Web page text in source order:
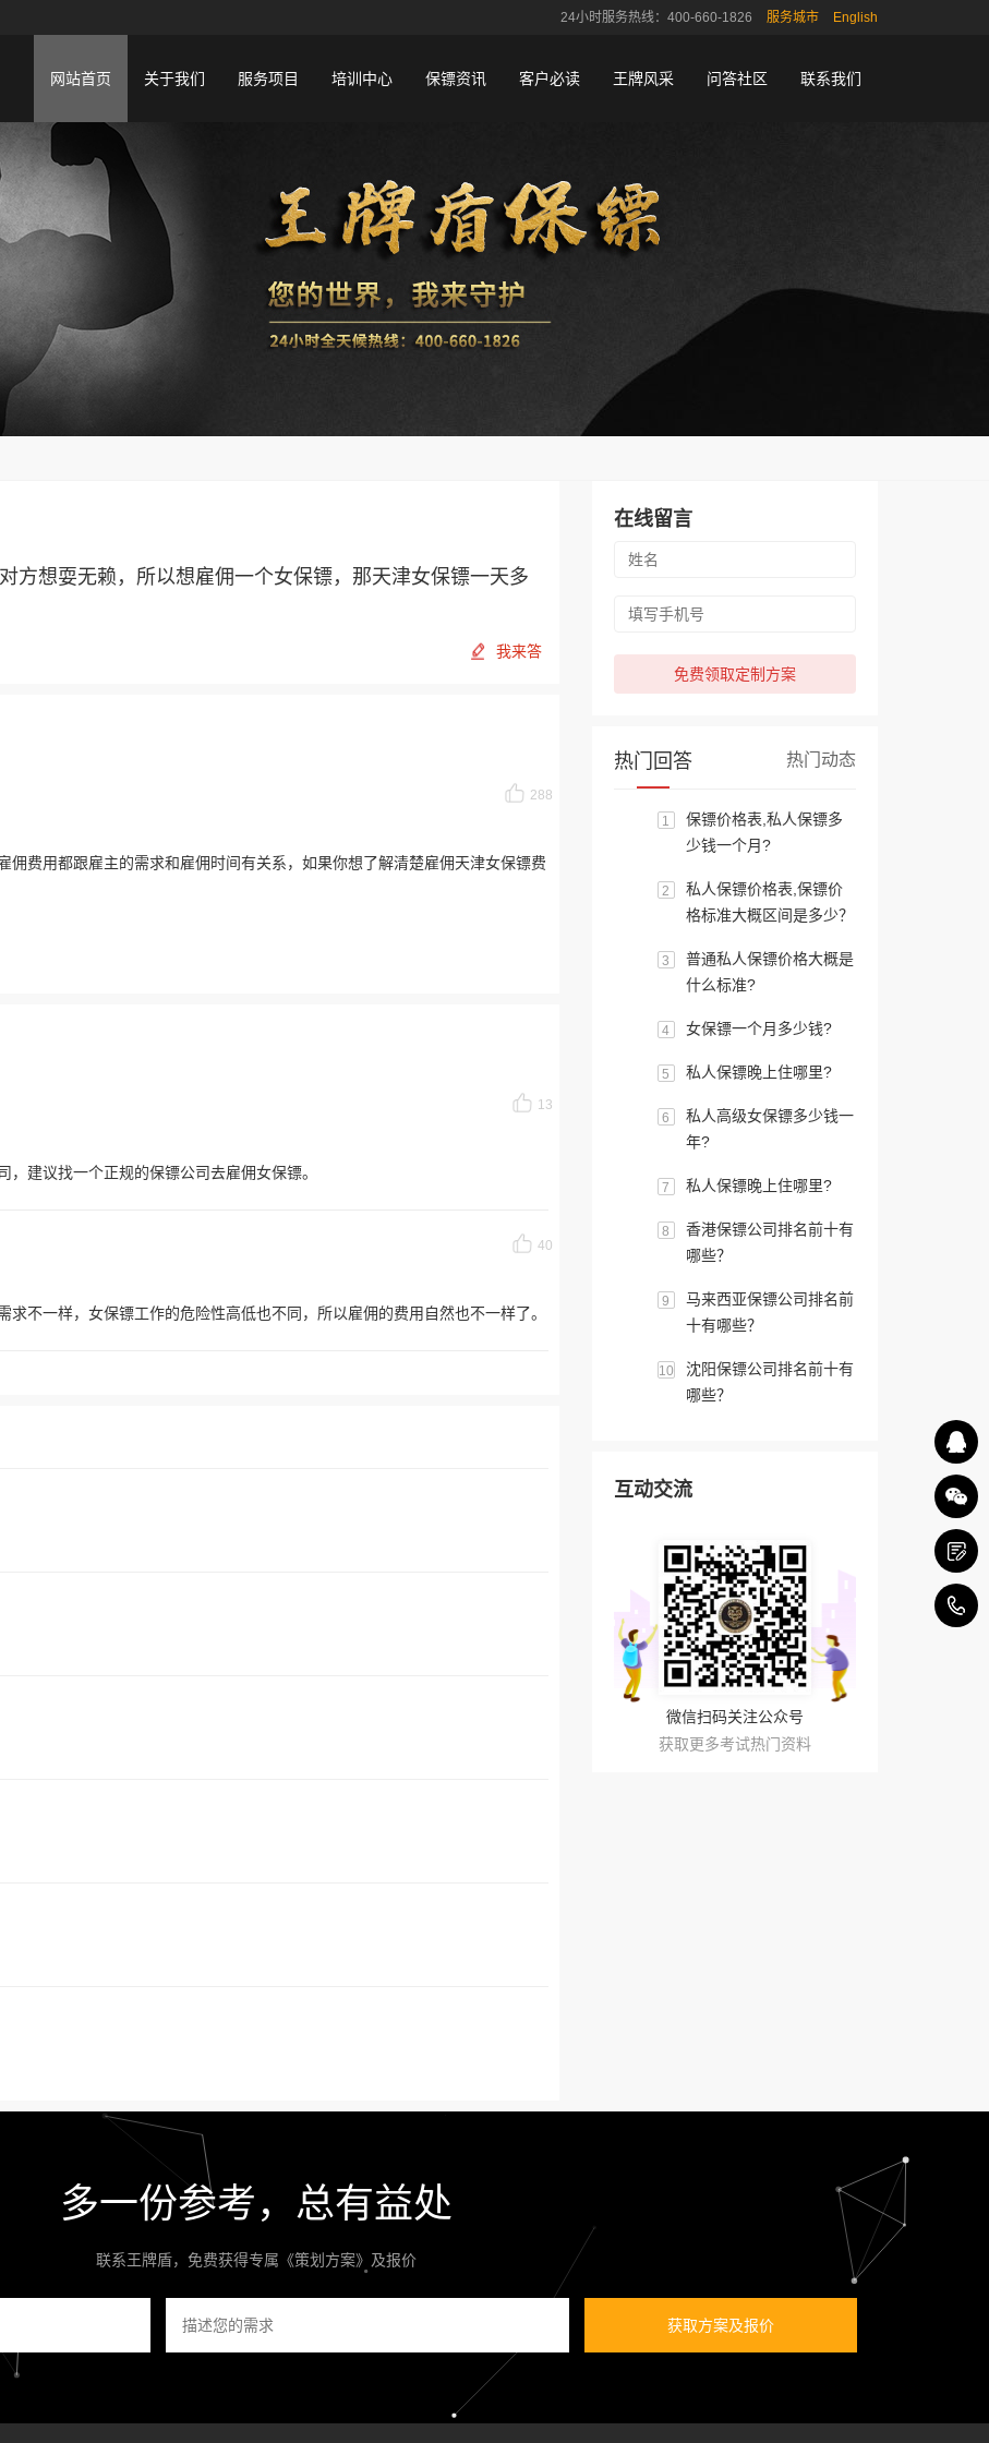
24小时服务热线：400-660-1826 服务城市 English
网站首页 关于我们 服务项目 培训中心 保镖资讯 客户必读 王牌风采 问答社区 联系我们
方想耍无赖，所以想雇佣一个女保镖，那天津女保镖一天多
我来答
288
佣费用都跟雇主的需求和雇佣时间有关系，如果你想了解清楚雇佣天津女保镖费
13
建议找一个正规的保镖公司去雇佣女保镖。
40
不一样，女保镖工作的危险性高低也不同，所以雇佣的费用自然也不一样了。
在线留言
免费领取定制方案
热门回答 热门动态
1
保镖价格表,私人保镖多
少钱一个月?
2
私人保镖价格表,保镖价
格标准大概区间是多少？
3
普通私人保镖价格大概是
什么标准?
4 女保镖一个月多少钱?
5 私人保镖晚上住哪里?
6
私人高级女保镖多少钱一
年?
7 私人保镖晚上住哪里?
8
香港保镖公司排名前十有
哪些？
9
马来西亚保镖公司排名前
十有哪些？
10
沈阳保镖公司排名前十有
哪些？
互动交流
微信扫码关注公众号
获取更多考试热门资料
多一份参考，总有益处
联系王牌盾，免费获得专属《策划方案》及报价
获取方案及报价